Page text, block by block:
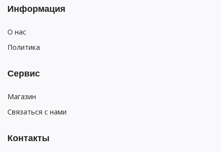
Информация
О нас
Политика
Сервис
Магазин
Связаться с нами
Контакты